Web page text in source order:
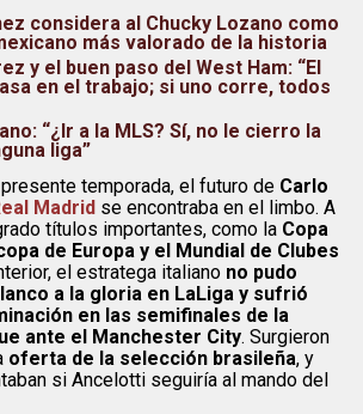
considera al Chucky Lozano como
más valorado de la historia
y el buen paso del West Ham: “El
en el trabajo; si uno corre, todos
“¿Ir a la MLS? Sí, no le cierro la
liga”
temporada, el futuro de Carlo
Madrid se encontraba en el limbo. A
títulos importantes, como la Copa
de Europa y el Mundial de Clubes
el estratega italiano no pudo
a la gloria en LaLiga y sufrió
en las semifinales de la
ante el Manchester City. Surgieron
oferta de la selección brasileña, y
si Ancelotti seguiría al mando del